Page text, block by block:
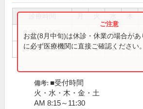
8:30～13:00 ● ● ●
14:00～17:00 ● ● ●
お盆(8月中旬)は休診・休業の場合が
に必ず医療機関に直接ご確認ください。
備考: ■受付時間
火・水・木・金・土
AM 8:15～11:30